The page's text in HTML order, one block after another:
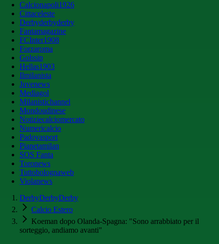
Calcionapoli1926
Cittaceleste
Derbyderbyderby
Fantamagazine
FCInter1908
Forzaroma
Golssip
Hellas1903
Ilmilanista
Juvenews
Mediagol
Milanistichannel
Mondoudinese
Notiziecalciomercato
Numericalcio
Padovasport
Pianetamilan
SOS Fanta
Toronews
Tuttobolognaweb
Violanews
DerbyDerbyDerby
Calcio Estero
Koeman dopo Olanda-Spagna: "Sono arrabbiato per il
sorteggio, andiamo avanti"